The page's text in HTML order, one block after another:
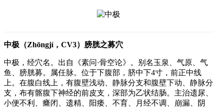
中极（Zhōngjí，CV3）膀胱之募穴
中极，经穴名。出自《素问·骨空论》。别名玉泉、气原、气
鱼、膀胱募。属任脉。位于下腹部，脐中下4寸，前正中线
上。在腹白线上，有腹壁浅动、静脉分支和腹壁下动、静脉分
支，布有髂腹下神经的前皮支，深部为乙状结肠。主治遗尿、
小便不利、癃闭、遗精、阳痿、不育、月经不调、崩漏、阴